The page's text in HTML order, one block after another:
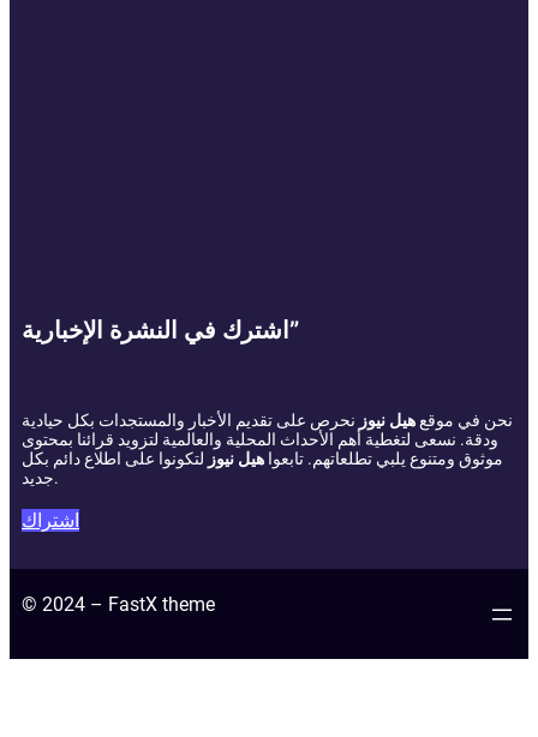
اشترك في النشرة الإخبارية”
نحن في موقعهيل نيوز نحرص على تقديم الأخبار والمستجدات بكل حيادية
ودقة. نسعى لتغطية أهم الأحداث المحلية والعالمية لتزويد قرائنا بمحتوى
موثوق ومتنوع يلبي تطلعاتهم. تابعوا هيل نيوز لتكونوا على اطلاع دائم بكل
جديد.
اشتراك
© 2024 – FastX theme